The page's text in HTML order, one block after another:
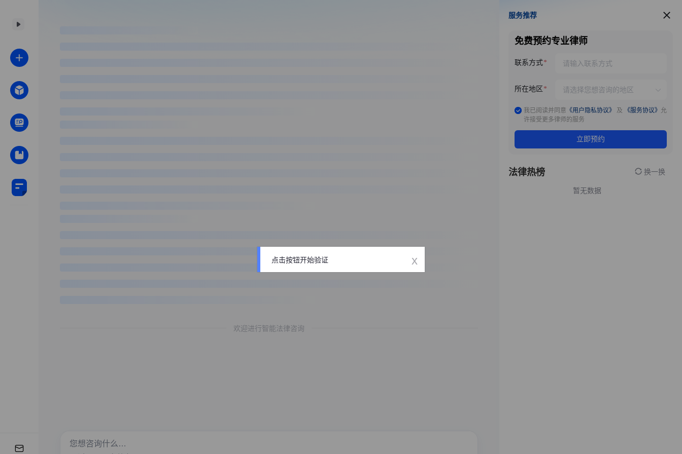
欢迎进行智能法律咨询
服务推荐
服务推荐
免费预约专业律师
联系方式
所在地区
我已阅读并同意 《用户隐私协议》 及 《服务协议》 允
许接受更多律师的服务
立即预约
法律热榜 换一换
暂无数据
点击按钮开始验证 x